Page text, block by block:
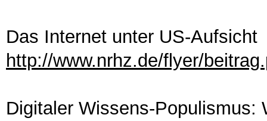
Das Internet unter US-Aufsicht
http://www.nrhz.de/flyer/
Digitaler Wissens-Populismus: